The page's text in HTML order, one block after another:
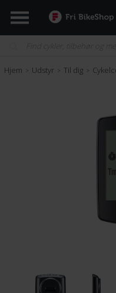
Hjem > Udstyr > Til dig >